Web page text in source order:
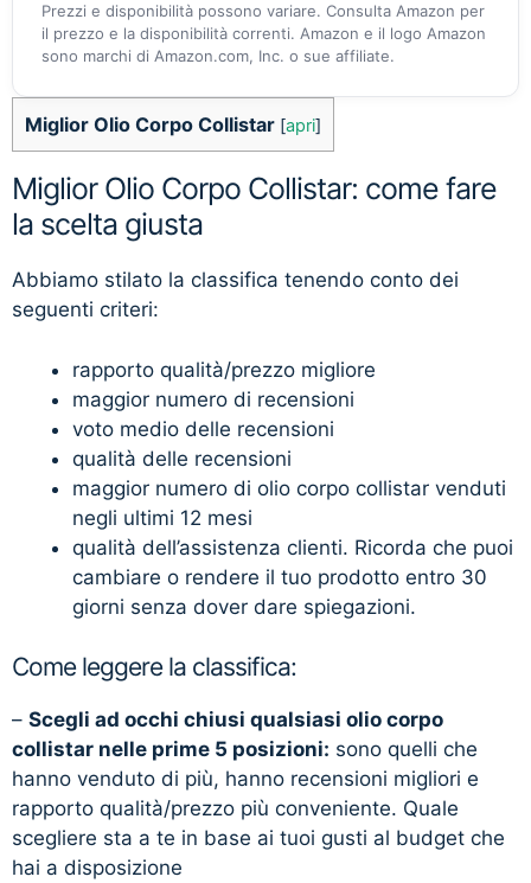
Prezzi e disponibilità possono variare. Consulta Amazon per
il prezzo e la disponibilità correnti. Amazon e il logo Amazon
sono marchi di Amazon.com, Inc. o sue affiliate.
Miglior Olio Corpo Collistar [apri]
Miglior Olio Corpo Collistar: come fare
la scelta giusta
Abbiamo stilato la classifica tenendo conto dei
seguenti criteri:
rapporto qualità/prezzo migliore
maggior numero di recensioni
voto medio delle recensioni
qualità delle recensioni
maggior numero di olio corpo collistar venduti
negli ultimi 12 mesi
qualità dell’assistenza clienti. Ricorda che puoi
cambiare o rendere il tuo prodotto entro 30
giorni senza dover dare spiegazioni.
Come leggere la classifica:
– Scegli ad occhi chiusi qualsiasi olio corpo
collistar nelle prime 5 posizioni: sono quelli che
hanno venduto di più, hanno recensioni migliori e
rapporto qualità/prezzo più conveniente. Quale
scegliere sta a te in base ai tuoi gusti al budget che
hai a disposizione